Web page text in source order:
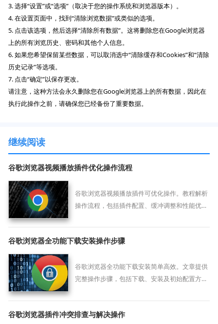
3. 选择“设置”或“选项”（取决于您的操作系统和浏览器版本）。
4. 在设置页面中，找到“清除浏览数据”或类似的选项。
5. 点击该选项，然后选择“清除所有数据”。这将删除您在Google浏览器
上的所有浏览历史、密码和其他个人信息。
6. 如果您希望保留某些数据，可以取消选中“清除缓存和Cookies”和“清除
历史记录”等选项。
7. 点击“确定”以保存更改。
请注意，这种方法会永久删除您在Google浏览器上的所有数据，因此在
执行此操作之前，请确保您已经备份了重要数据。
继续阅读
谷歌浏览器视频播放插件优化操作流程
谷歌浏览器视频播放插件可优化操作。教程解析
操作流程，包括插件配置、缓冲调整和性能优化
谷歌浏览器全功能下载安装操作步骤
谷歌浏览器全功能下载安装简单高效。文章提供
完整操作步骤，包括下载、安装及初始配置方
巧，提高使用效率。
谷歌浏览器插件冲突排查与解决操作